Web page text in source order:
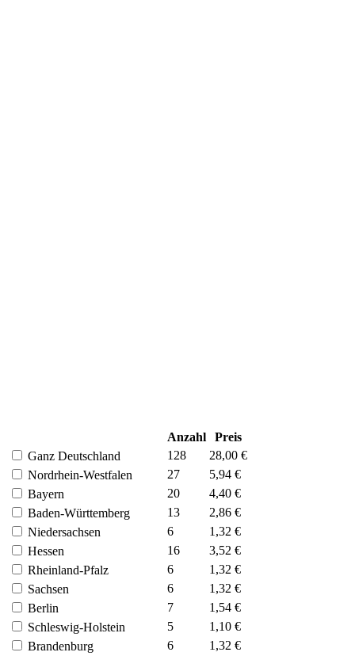
Anzahl
Preis
Ganz Deutschland
128
28,00 €
Nordrhein-Westfalen
27
5,94 €
Bayern
20
4,40 €
Baden-Württemberg
13
2,86 €
Niedersachsen
6
1,32 €
Hessen
16
3,52 €
Rheinland-Pfalz
6
1,32 €
Sachsen
6
1,32 €
Berlin
7
1,54 €
Schleswig-Holstein
5
1,10 €
Brandenburg
6
1,32 €